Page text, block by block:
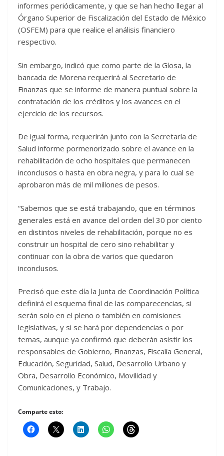
informes periódicamente, y que se han hecho llegar al
Órgano Superior de Fiscalización del Estado de México
(OSFEM) para que realice el análisis financiero
respectivo.
Sin embargo, indicó que como parte de la Glosa, la
bancada de Morena requerirá al Secretario de
Finanzas que se informe de manera puntual sobre la
contratación de los créditos y los avances en el
ejercicio de los recursos.
De igual forma, requerirán junto con la Secretaría de
Salud informe pormenorizado sobre el avance en la
rehabilitación de ocho hospitales que permanecen
inconclusos o hasta en obra negra, y para lo cual se
aprobaron más de mil millones de pesos.
“Sabemos que se está trabajando, que en términos
generales está en avance del orden del 30 por ciento
en distintos niveles de rehabilitación, porque no es
construir un hospital de cero sino rehabilitar y
continuar con la obra de varios que quedaron
inconclusos.
Precisó que este día la Junta de Coordinación Política
definirá el esquema final de las comparecencias, si
serán solo en el pleno o también en comisiones
legislativas, y si se hará por dependencias o por
temas, aunque ya confirmó que deberán asistir los
responsables de Gobierno, Finanzas, Fiscalía General,
Educación, Seguridad, Salud, Desarrollo Urbano y
Obra, Desarrollo Económico, Movilidad y
Comunicaciones, y Trabajo.
Comparte esto: